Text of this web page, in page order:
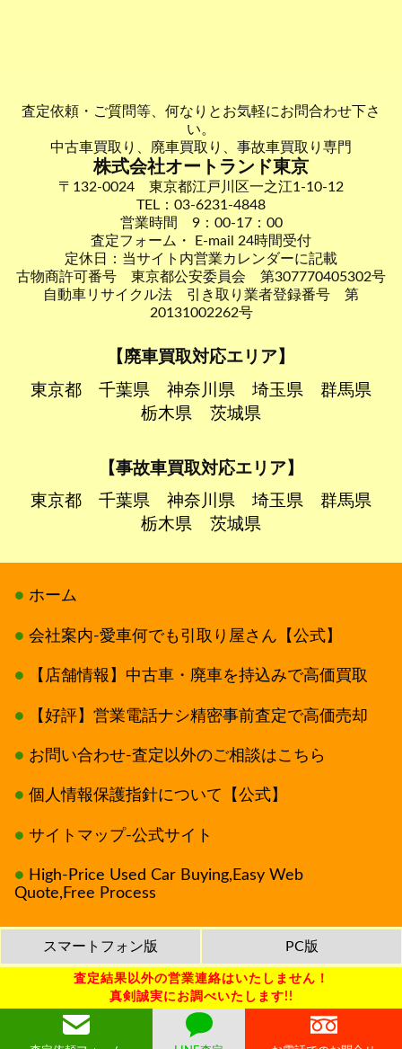
査定依頼・ご質問等、何なりとお気軽にお問合わせ下さ
い。
中古車買取り、廃車買取り、事故車買取り専門
株式会社オートランド東京
〒132-0024 東京都江戸川区一之江1-10-12
TEL：03-6231-4848
営業時間 9：00-17：00
査定フォーム・ E-mail 24時間受付
定休日：当サイト内営業カレンダーに記載
古物商許可番号 東京都公安委員会 第307770405302号
自動車リサイクル法 引き取り業者登録番号 第
20131002262号
【廃車買取対応エリア】
東京都
千葉県 神奈川県 埼玉県
群馬県
栃木県
茨城県
【事故車買取対応エリア】
東京都
千葉県 神奈川県 埼玉県
群馬県
栃木県
茨城県
ホーム
会社案内-愛車何でも引取り屋さん【公式】
【店舗情報】中古車・廃車を持込みで高価買取
【好評】営業電話ナシ精密事前査定で高価売却
お問い合わせ-査定以外のご相談はこちら
個人情報保護指針について【公式】
サイトマップ-公式サイト
High-Price Used Car Buying,Easy Web
Quote,Free Process
スマートフォン版 PC版
廃車のことならオートランド東京
Copyright © 2026Autoland Tokyo Co., Ltd. All Rights Reserved.
査定結果以外の営業連絡はいたしません！
真剣誠実にお調べいたします!!